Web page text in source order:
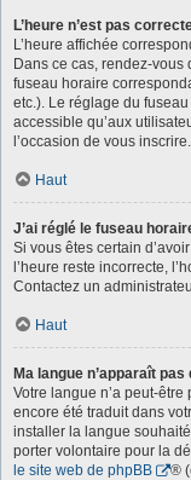
L’heure n’est pas
L’heure affichée
Dans ce cas, rendez-
fuseau horaire
etc.). Le réglage du
accessible qu’aux
l’occasion de vous inscrire.
Haut
J’ai réglé le fuseau
Si vous êtes certain
l’heure reste incorrecte,
Contactez un
Haut
Ma langue n’apparaît pas
Votre langue n’a peut-
encore été traduit dans
installer la langue
porter volontaire pour la
le site web de phpBB
®